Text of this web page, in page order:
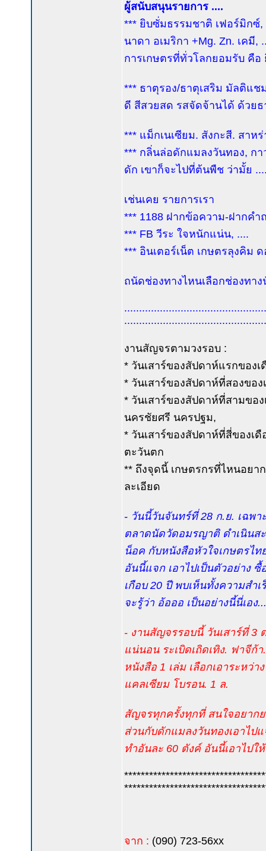
ผู้สนับสนุนรายการ ....
*** ยิบซั่มธรรมชาติ เฟอร์มิกซ์,
นาดา อเมริกา +Mg. Zn. เคมี,
การเกษตรที่ทั่วโลกยอมรับ คื
*** ธาตุรอง/ธาตุเสริม มัลติแ
ดี สีสวยสด รสจัดจ้านได้ ด้วยธ
*** แม็กเนเซียม. สังกะสี. สาห
*** กลิ่นล่อดักแมลงวันทอง, ก
ดัก เขาก็จะไปที่ต้นพืช ว่ามั้ย
เช่นเคย รายการเรา
*** 1188 ฝากข้อความ-ฝากคำ
*** FB วีระ ใจหนักแน่น, ....
*** อินเตอร์เน็ต เกษตรลุงคิม
ถนัดช่องทางไหนเลือกช่องทา
งานสัญจรตามวงรอบ :
* วันเสาร์ของสัปดาห์แรกของ
* วันเสาร์ของสัปดาห์ที่สองขอ
* วันเสาร์ของสัปดาห์ที่สามขอ
นครชัยศรี นครปฐม,
* วันเสาร์ของสัปดาห์ที่สี่ของเ
ตะวันตก
** ถึงจุดนี้ เกษตรกรที่ไหนอย
ละเอียด
- วันนี้วันจันทร์ที่ 28 ก.ย. เฉพ
ตลาดนัดวัดอมรญาติ ดำเนินสะ
น็อค กับหนังสือหัวใจเกษตรไ
อันนี้แจก เอาไปเป็นตัวอย่าง
เกือบ 20 ปี พบเห็นทั้งความสำ
จะรู้ว่า อ้อออ เป็นอย่างนี้นี่เอง
- งานสัญจรรอบนี้ วันเสาร์ที่ 3
แน่นอน ระเบิดเถิดเทิง. ฟาจีก้
หนังสือ 1 เล่ม เลือกเอาระหว่
แคลเซียม โบรอน. 1 ล.
สัญจรทุกครั้งทุกที่ สนใจอยาก
ส่วนกับดักแมลงวันทองเอาไป
ทำอันละ 60 ตังค์ อันนี้เอาไป
จาก : (090) 723-56xx